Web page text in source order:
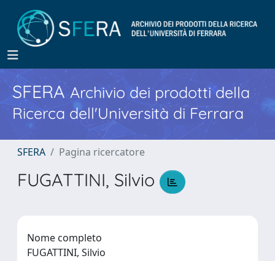
SFERA Archivio dei prodotti della
Ricerca dell'Università di Ferrara
SFERA Pagina ricercatore
FUGATTINI, Silvio
Nome completo
FUGATTINI, Silvio